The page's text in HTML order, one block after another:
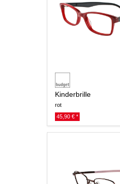
Kinderbrille
rot
45,90 € *